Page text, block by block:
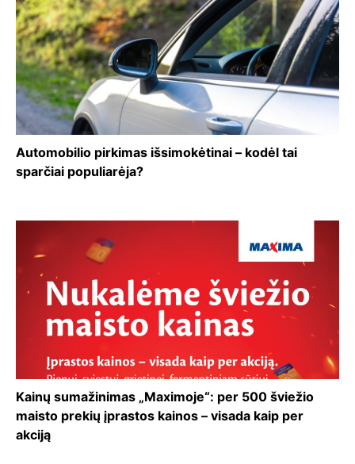
Automobilio pirkimas išsimokėtinai – kodėl tai
sparčiai populiarėja?
Kainų sumažinimas „Maximoje“: per 500 šviežio
maisto prekių įprastos kainos – visada kaip per
akciją